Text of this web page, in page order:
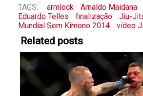
TAGS: armlock Arnaldo Maidana
Eduardo Telles
finalização
Jiu-
Mundial Sem Kimono 2014
vídeo
Related posts